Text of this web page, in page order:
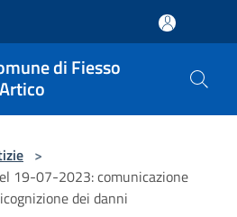
di Fiesso
>
19-07-2023: comunicazione
dei danni